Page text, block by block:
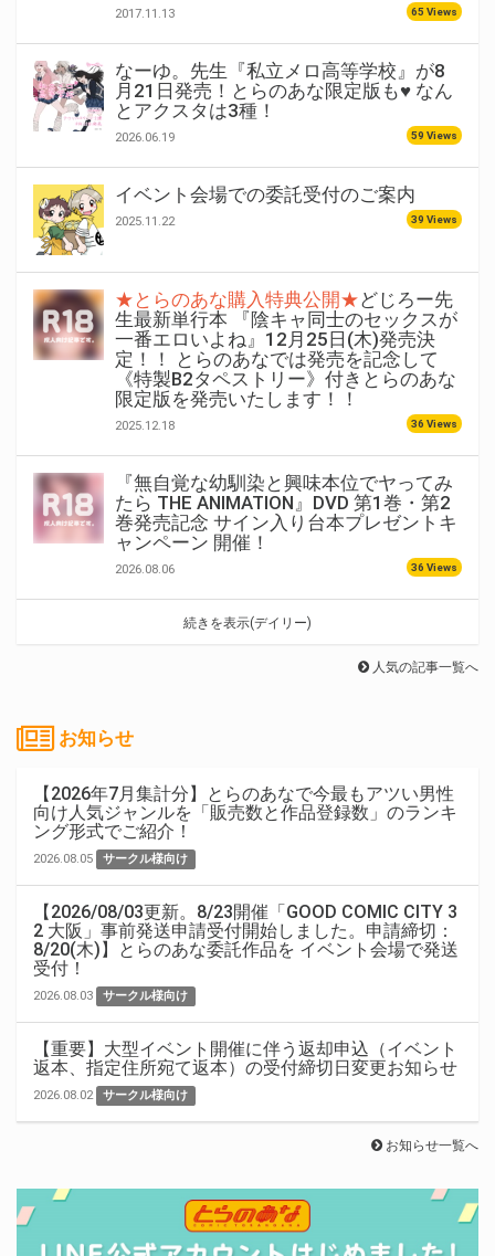
2017.11.13 65 Views
なーゆ。先生『私立メロ高等学校』が8
月21日発売！とらのあな限定版も♥ なん
とアクスタは3種！
2026.06.19 59 Views
イベント会場での委託受付のご案内
2025.11.22 39 Views
★とらのあな購入特典公開★どじろー先
生最新単行本 『陰キャ同士のセックスが
一番エロいよね』12月25日(木)発売決
定！！ とらのあなでは発売を記念して
《特製B2タペストリー》付きとらのあな
限定版を発売いたします！！
2025.12.18 36 Views
『無自覚な幼馴染と興味本位でヤってみ
たら THE ANIMATION』DVD 第1巻・第2
巻発売記念 サイン入り台本プレゼントキ
ャンペーン 開催！
2026.08.06 36 Views
続きを表示(デイリー)
人気の記事一覧へ
お知らせ
【2026年7月集計分】とらのあなで今最もアツい男性
向け人気ジャンルを「販売数と作品登録数」のランキ
ング形式でご紹介！
2026.08.05 サークル様向け
【2026/08/03更新。8/23開催「GOOD COMIC CITY 3
2 大阪」事前発送申請受付開始しました。申請締切：
8/20(木)】とらのあな委託作品を イベント会場で発送
受付！
2026.08.03 サークル様向け
【重要】大型イベント開催に伴う返却申込（イベント
返本、指定住所宛て返本）の受付締切日変更お知らせ
2026.08.02 サークル様向け
お知らせ一覧へ